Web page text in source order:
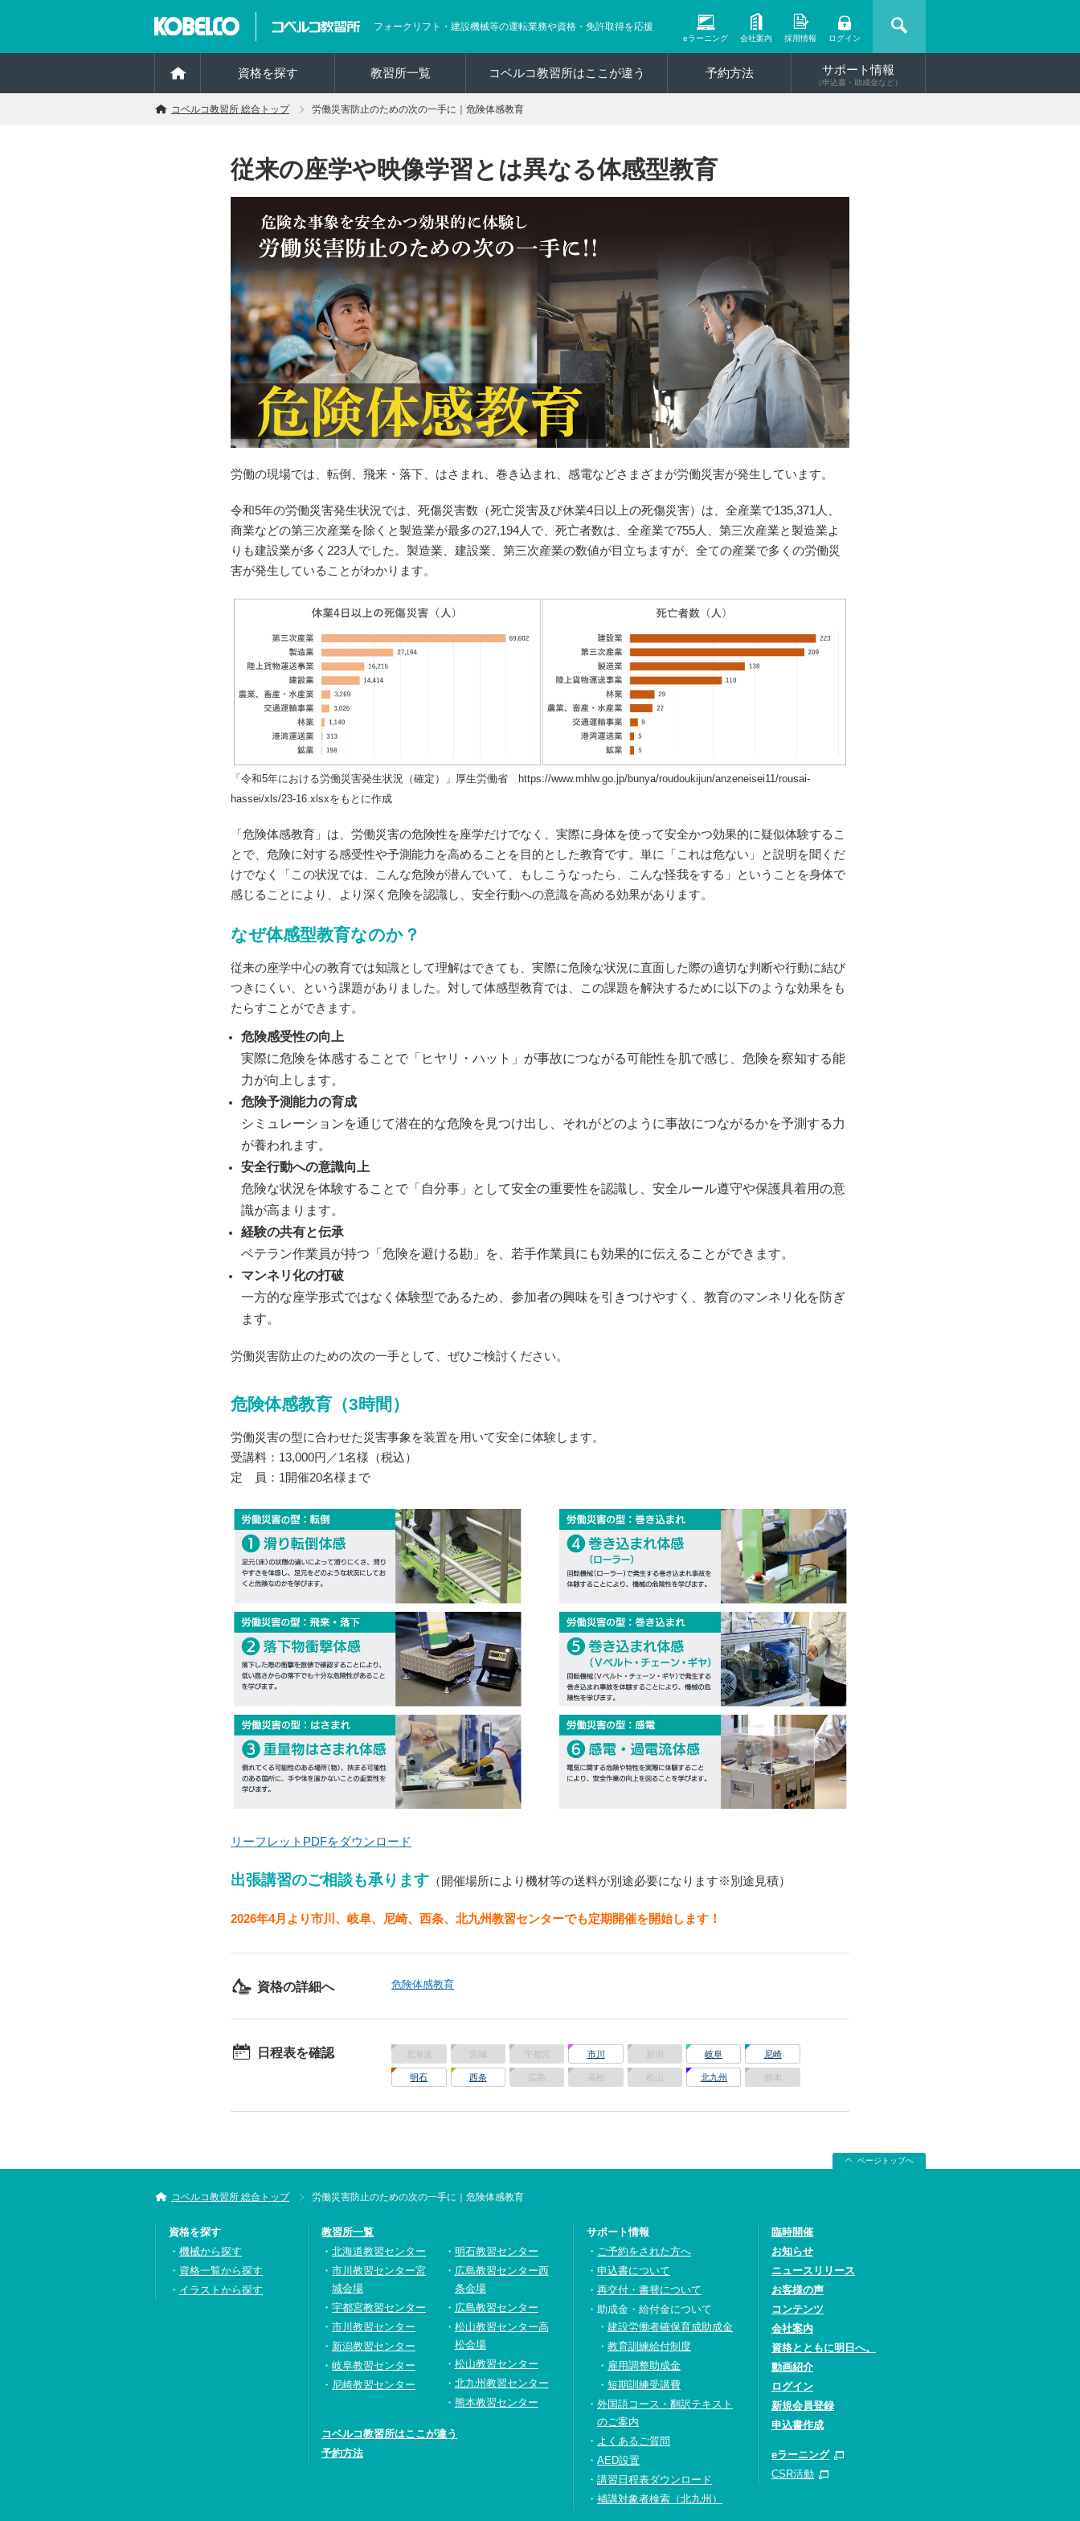
フォークリフト・建設機械等の運転業務や資格・免許取得を応援
eラーニング 会社案内 採用情報 ログイン
資格を探す 教習所一覧 コベルコ教習所はここが違う 予約方法 サポート情報
（申込書・助成金など）
コベルコ教習所 総合トップ 労働災害防止のための次の一手に｜危険体感教育
従来の座学や映像学習とは異なる体感型教育
労働の現場では、転倒、飛来・落下、はさまれ、巻き込まれ、感電などさまざまが労働災害が発生しています。
令和5年の労働災害発生状況では、死傷災害数（死亡災害及び休業4日以上の死傷災害）は、全産業で135,371人、
商業などの第三次産業を除くと製造業が最多の27,194人で、死亡者数は、全産業で755人、第三次産業と製造業よ
りも建設業が多く223人でした。製造業、建設業、第三次産業の数値が目立ちますが、全ての産業で多くの労働災
害が発生していることがわかります。
「令和5年における労働災害発生状況（確定）」厚生労働省 https://www.mhlw.go.jp/bunya/roudoukijun/anzeneisei11/rousai-
hassei/xls/23-16.xlsxをもとに作成
「危険体感教育」は、労働災害の危険性を座学だけでなく、実際に身体を使って安全かつ効果的に疑似体験するこ
とで、危険に対する感受性や予測能力を高めることを目的とした教育です。単に「これは危ない」と説明を聞くだ
けでなく「この状況では、こんな危険が潜んでいて、もしこうなったら、こんな怪我をする」ということを身体で
感じることにより、より深く危険を認識し、安全行動への意識を高める効果があります。
なぜ体感型教育なのか？
従来の座学中心の教育では知識として理解はできても、実際に危険な状況に直面した際の適切な判断や行動に結び
つきにくい、という課題がありました。対して体感型教育では、この課題を解決するために以下のような効果をも
たらすことができます。
危険感受性の向上
実際に危険を体感することで「ヒヤリ・ハット」が事故につながる可能性を肌で感じ、危険を察知する能
力が向上します。
危険予測能力の育成
シミュレーションを通じて潜在的な危険を見つけ出し、それがどのように事故につながるかを予測する力
が養われます。
安全行動への意識向上
危険な状況を体験することで「自分事」として安全の重要性を認識し、安全ルール遵守や保護具着用の意
識が高まります。
経験の共有と伝承
ベテラン作業員が持つ「危険を避ける勘」を、若手作業員にも効果的に伝えることができます。
マンネリ化の打破
一方的な座学形式ではなく体験型であるため、参加者の興味を引きつけやすく、教育のマンネリ化を防ぎ
ます。
労働災害防止のための次の一手として、ぜひご検討ください。
危険体感教育（3時間）
労働災害の型に合わせた災害事象を装置を用いて安全に体験します。
受講料：13,000円／1名様（税込）
定 員：1開催20名様まで
リーフレットPDFをダウンロード
出張講習のご相談も承ります （開催場所により機材等の送料が別途必要になります※別途見積）
2026年4月より市川、岐阜、尼崎、西条、北九州教習センターでも定期開催を開始します！
資格の詳細へ 危険体感教育
日程表を確認 北海道 宮城 宇都宮 市川 新潟 岐阜 尼崎
明石 西条 広島 高松 松山 北九州 熊本
ページトップへ
コベルコ教習所 総合トップ 労働災害防止のための次の一手に｜危険体感教育
資格を探す
機械から探す
資格一覧から探す
イラストから探す
教習所一覧
北海道教習センター
市川教習センター宮
城会場
宇都宮教習センター
市川教習センター
新潟教習センター
岐阜教習センター
尼崎教習センター
明石教習センター
広島教習センター西
条会場
広島教習センター
松山教習センター高
松会場
松山教習センター
北九州教習センター
熊本教習センター
コベルコ教習所はここが違う
予約方法
サポート情報
ご予約をされた方へ
申込書について
再交付・書替について
助成金・給付金について
建設労働者確保育成助成金
教育訓練給付制度
雇用調整助成金
短期訓練受講費
外国語コース・翻訳テキスト
のご案内
よくあるご質問
AED設置
講習日程表ダウンロード
補講対象者検索（北九州）
臨時開催
お知らせ
ニュースリリース
お客様の声
コンテンツ
会社案内
資格とともに明日へ。
動画紹介
ログイン
新規会員登録
申込書作成
eラーニング
CSR活動